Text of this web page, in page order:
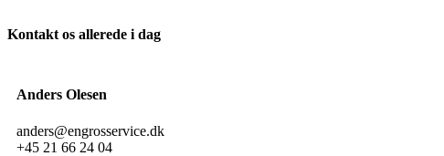
Kontakt os allerede i dag
Anders Olesen
anders@engrosservice.dk
+45 21 66 24 04